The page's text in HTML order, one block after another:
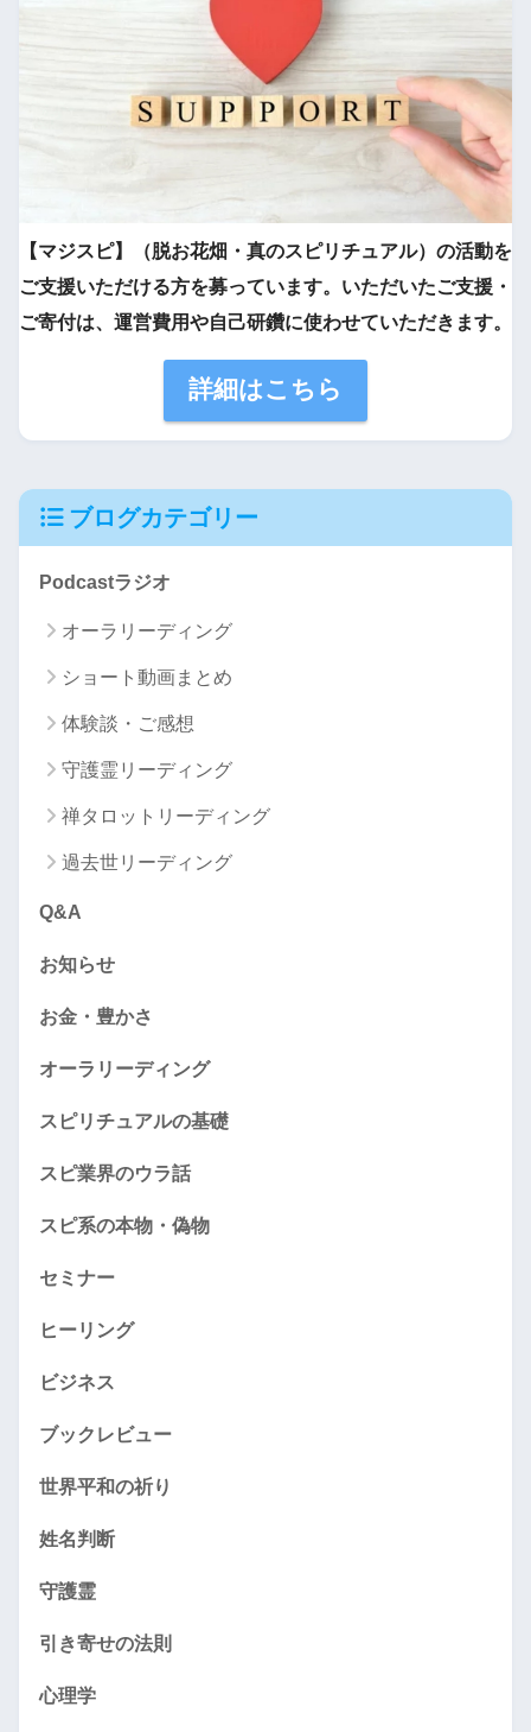
【マジスピ】（脱お花畑・真のスピリチュアル）の活動を
ご支援いただける方を募っています。いただいたご支援・
ご寄付は、運営費用や自己研鑽に使わせていただきます。
詳細はこちら
ブログカテゴリー
Podcastラジオ
オーラリーディング
ショート動画まとめ
体験談・ご感想
守護霊リーディング
禅タロットリーディング
過去世リーディング
Q&A
お知らせ
お金・豊かさ
オーラリーディング
スピリチュアルの基礎
スピ業界のウラ話
スピ系の本物・偽物
セミナー
ヒーリング
ビジネス
ブックレビュー
世界平和の祈り
姓名判断
守護霊
引き寄せの法則
心理学